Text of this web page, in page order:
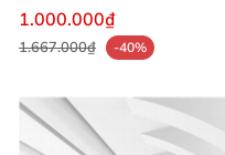
rung dành cho đồng tính nữ
1.000.000₫
1.667.000₫ -40%